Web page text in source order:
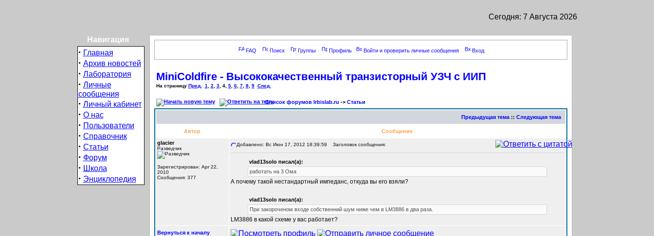
Сегодня: 7 Августа 2026
Навигация
· Главная
· Архив новостей
· Лаборатория
· Личные
сообщения
· Личный кабинет
· О нас
· Пользователи
· Справочник
· Статьи
· Форум
· Школа
· Энциклопедия
FAQ Поиск Группы Профиль Войти и проверить личные сообщения Вход
MiniColdfire - Высококачественный транзисторный УЗЧ с ИИП
На страницу Пред. 1 2 3, 4, 5, 6, 7, 8, 9 След.
Список форумов Irbislab.ru -> Статьи
Предыдущая тема:: Следующая тема
Автор
Сообщение
glacier
Разведчик
Зарегистрирован: Apr 22,
2010
Сообщения: 377
Добавлено: Вс Июн 17, 2012 18:39:59 Заголовок сообщения:
vlad13solo писал(а):
работать на 3 Ома
А почему такой нестандартный импеданс, откуда вы его взяли?
vlad13solo писал(а):
При закороченом входе собственний шум ниже чем в LM3886 в два раза.
LM3886 в какой схеме у вас работает?
Вернуться к началу